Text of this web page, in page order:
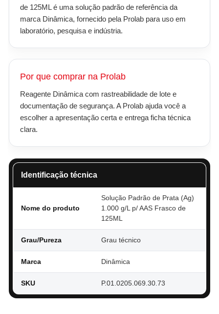
de 125ML é uma solução padrão de referência da
marca Dinâmica, fornecido pela Prolab para uso em
laboratório, pesquisa e indústria.
Por que comprar na Prolab
Reagente Dinâmica com rastreabilidade de lote e
documentação de segurança. A Prolab ajuda você a
escolher a apresentação certa e entrega ficha técnica
clara.
Identificação técnica
Nome do produto
Solução Padrão de Prata (Ag)
1.000 g/L p/ AAS Frasco de
125ML
Grau/Pureza Grau técnico
Marca Dinâmica
SKU P.01.0205.069.30.73